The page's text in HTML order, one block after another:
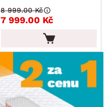
7 999.00 Kč
8 999.00 Kč